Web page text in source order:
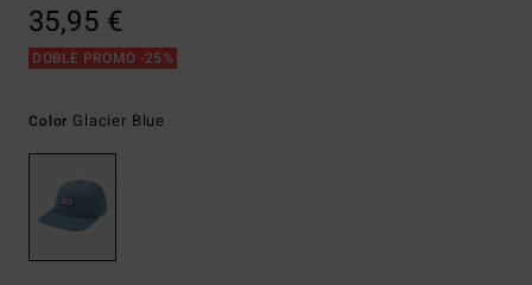
35,95 €
DOBLE PROMO -25%
Color Glacier Blue